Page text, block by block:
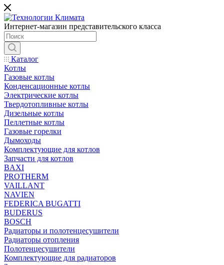
Интернет-магазин представительского класса
Каталог
Котлы
Газовые котлы
Конденсационные котлы
Электрические котлы
Твердотопливные котлы
Дизельные котлы
Пеллетные котлы
Газовые горелки
Дымоходы
Комплектующие для котлов
Запчасти для котлов
BAXI
PROTHERM
VAILLANT
NAVIEN
FEDERICA BUGATTI
BUDERUS
BOSCH
Радиаторы и полотенцесушители
Радиаторы отопления
Полотенцесушители
Комплектующие для радиаторов